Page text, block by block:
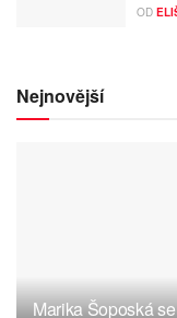
OD
Nejnovější
Marika Šoposká